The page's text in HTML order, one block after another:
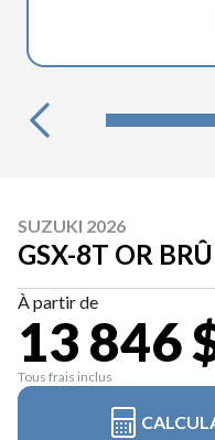
SUZUKI 2026
GSX-8T OR
À partir de
13 846
Tous frais inclus